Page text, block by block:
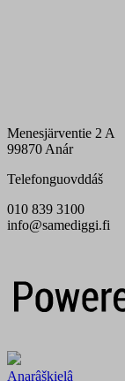
Menesjärventie 2 A
99870 Anár
Telefonguovddáš
010 839 3100
info@samediggi.fi
Anarâškielâ